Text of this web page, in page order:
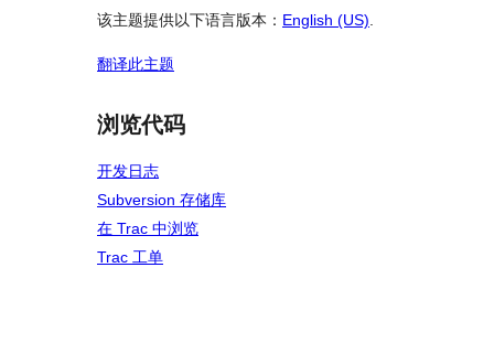
该主题提供以下语言版本： English (US).
翻译此主题
浏览代码
开发日志
Subversion 存储库
在 Trac 中浏览
Trac 工单